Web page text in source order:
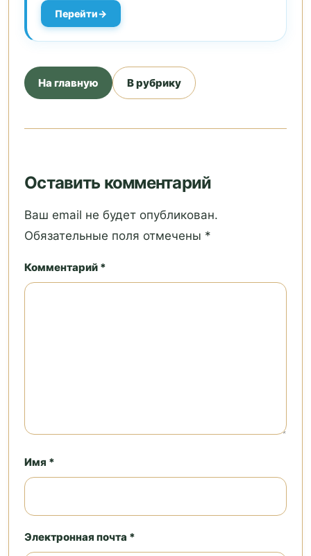
Перейти
На главную В рубрику
Оставить комментарий
Ваш email не будет опубликован.
Обязательные поля отмечены *
Комментарий *
Имя *
Электронная почта *